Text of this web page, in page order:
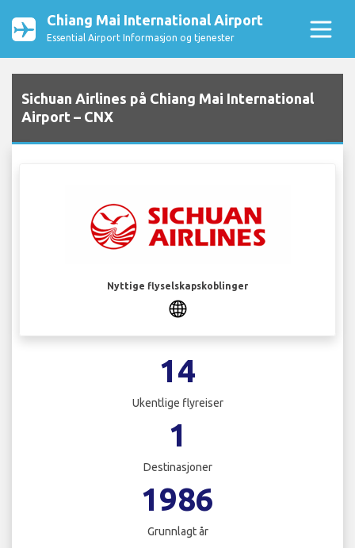
Chiang Mai International Airport
Essential Airport Informasjon og tjenester
Sichuan Airlines på Chiang Mai International
Airport – CNX
Nyttige flyselskapskoblinger
14
Ukentlige flyreiser
1
Destinasjoner
1986
Grunnlagt år